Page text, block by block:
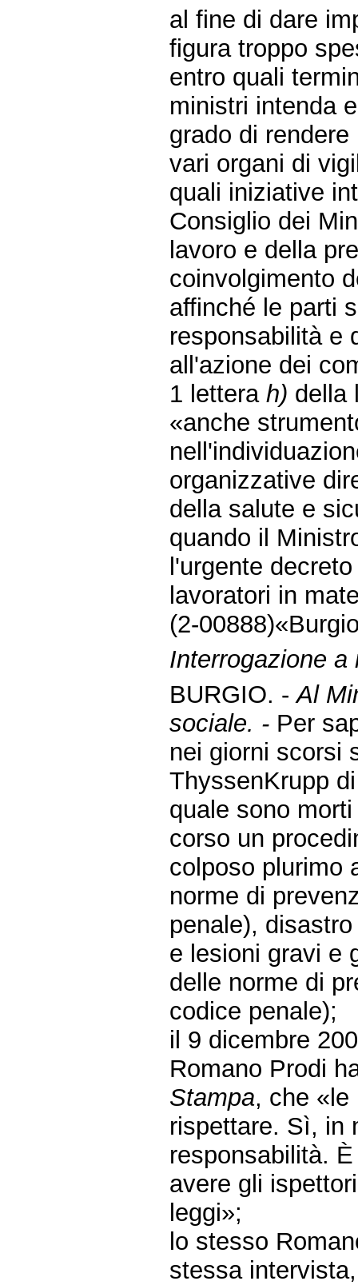
al fine di dare
figura troppo
entro quali
ministri intenda
grado di
vari organi di
quali iniziative
Consiglio dei
lavoro e della
coinvolgimento
affinché le parti
responsabilità e
all'azione dei
1 letterah) della
«anche
organizzative
della salute e
quando il
l'urgente
lavoratori in
(2-
Interrogazione
BURGIO. -Al
sociale. - Per
nei giorni scorsi
ThyssenKrupp
quale sono
corso un
colposo plurimo
norme di
penale),
e lesioni gravi e
delle norme di
codice penale);
il 9 dicembre
Romano Prodi
Stampa, che «le
rispettare. Sì, in
responsabilità.
avere gli
leggi»;
lo stesso
stessa